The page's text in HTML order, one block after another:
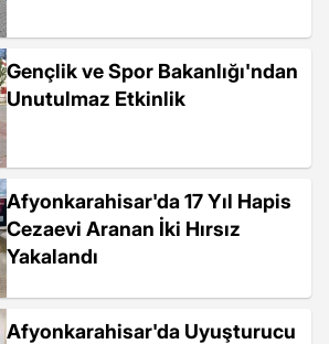
Gençlik ve Spor Bakanlığı'ndan
Unutulmaz Etkinlik
Afyonkarahisar'da 17 Yıl Hapis
Cezaevi Aranan İki Hırsız
Yakalandı
Afyonkarahisar'da Uyuşturucu